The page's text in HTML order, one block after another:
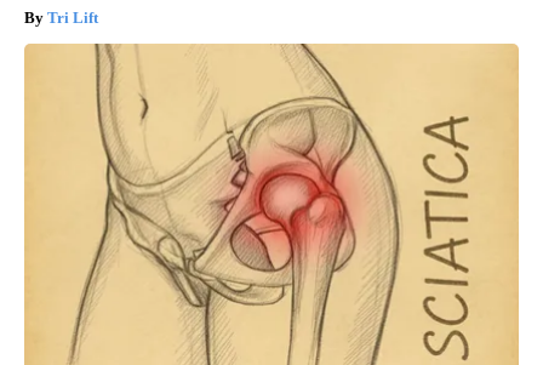
Tri Lift